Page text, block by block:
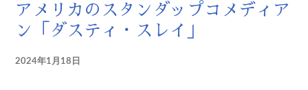
アメリカのスタンダップコメディア
ン「ダスティ・スレイ」
2024年1月18日